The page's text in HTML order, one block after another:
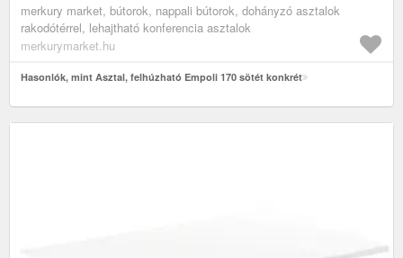
merkury market, bútorok, nappali bútorok, dohányzó asztalok
rakodótérrel, lehajtható konferencia asztalok
merkurymarket.hu
Hasonlók, mint Asztal, felhúzható Empoli 170 sötét konkrét